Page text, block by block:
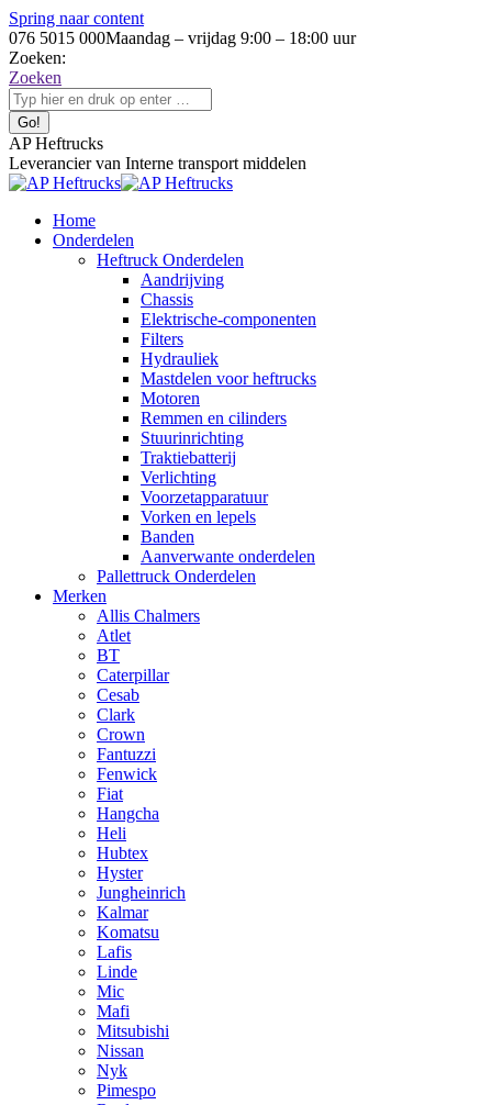
Spring naar content
076 5015 000Maandag – vrijdag 9:00 – 18:00 uur
Zoeken:
Zoeken
AP Heftrucks
Leverancier van Interne transport middelen
Home
Onderdelen
Heftruck Onderdelen
Aandrijving
Chassis
Elektrische-componenten
Filters
Hydrauliek
Mastdelen voor heftrucks
Motoren
Remmen en cilinders
Stuurinrichting
Traktiebatterij
Verlichting
Voorzetapparatuur
Vorken en lepels
Banden
Aanverwante onderdelen
Pallettruck Onderdelen
Merken
Allis Chalmers
Atlet
BT
Caterpillar
Cesab
Clark
Crown
Fantuzzi
Fenwick
Fiat
Hangcha
Heli
Hubtex
Hyster
Jungheinrich
Kalmar
Komatsu
Lafis
Linde
Mic
Mafi
Mitsubishi
Nissan
Nyk
Pimespo